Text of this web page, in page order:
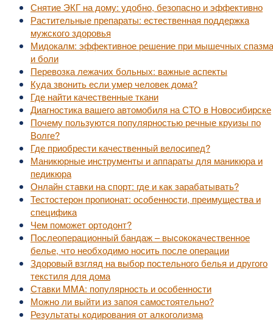
Снятие ЭКГ на дому: удобно, безопасно и эффективно
Растительные препараты: естественная поддержка
мужского здоровья
Мидокалм: эффективное решение при мышечных
и боли
Перевозка лежачих больных: важные аспекты
Куда звонить если умер человек дома?
Где найти качественные ткани
Диагностика вашего автомобиля на СТО в Новосибирске
Почему пользуются популярностью речные круизы по
Волге?
Где приобрести качественный велосипед?
Маникюрные инструменты и аппараты для маникюра и
педикюра
Онлайн ставки на спорт: где и как зарабатывать?
Тестостерон пропионат: особенности, преимущества и
специфика
Чем поможет ортодонт?
Послеоперационный бандаж – высококачественное
белье, что необходимо носить после операции
Здоровый взгляд на выбор постельного белья и другого
текстиля для дома
Ставки MMA: популярность и особенности
Можно ли выйти из запоя самостоятельно?
Результаты кодирования от алкоголизма